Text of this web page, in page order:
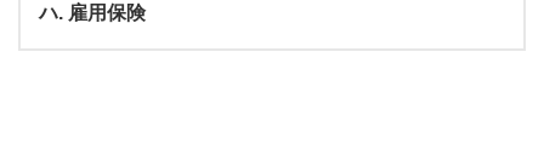
ハ. 雇用保険